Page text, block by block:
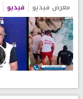
معرض فيديو فيديو